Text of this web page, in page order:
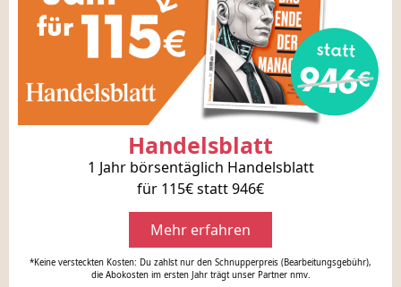
Handelsblatt
1 Jahr börsentäglich Handelsblatt
für 115€ statt 946€
Mehr erfahren
*Keine versteckten Kosten: Du zahlst nur den Schnupperpreis (Bearbeitungsgebühr),
die Abokosten im ersten Jahr trägt unser Partner nmv.